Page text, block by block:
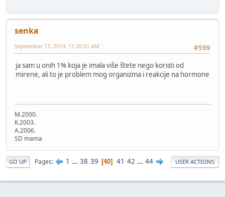
senka
#599
September 13, 2014, 11:26:51 AM
ja sam u onih 1% koja je imala više štete nego koristi od
mirene, ali to je problem mog organizma i reakcije na hormone
M.2000.
K.2003.
A.2006.
SD mama
GO UP Pages 1 ... 38 39 40 41 42 ... 44 USER ACTIONS